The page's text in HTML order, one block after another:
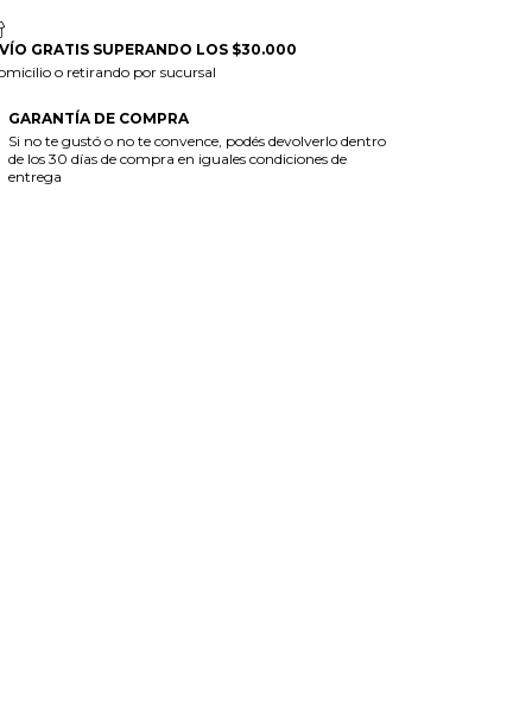
GRATIS SUPERANDO LOS $30.000
o retirando por sucursal
GARANTÍA DE COMPRA
Si no te gustó o no te convence, podés devolverlo dentro
de los 30 días de compra en iguales condiciones de
entrega